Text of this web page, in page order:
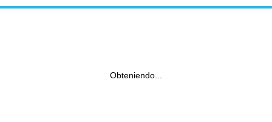
Obteniendo...